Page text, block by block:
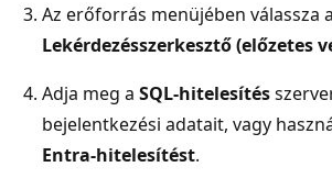
Az erőforrás menüjében válassza a
Lekérdezésszerkesztő (előzetes
Adja meg a SQL-hitelesítés
bejelentkezési adatait, vagy
Entra-hitelesítést.